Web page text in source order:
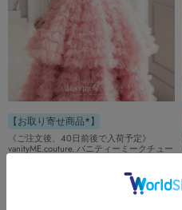
【お取り寄せ商品*】
《ご注文後、40日前後で入荷予定》
vanityME.couture. バニティーミークチュー
スデードレス ピンク vctr-t-25011-1